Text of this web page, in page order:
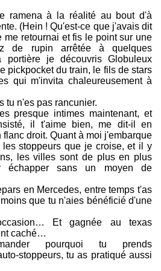
ramena à la réalité au bout d'à
(Hein ! Qu'est-ce que j'avais dit
me retournai et fis le point sur une
de rupin arrêtée à quelques
portière je découvris Globuleux
pickpocket du train, le fils de stars
qui m'invita chaleureusement à
tu n'es pas rancunier.
presque intimes maintenant, et
il t'aime bien, me dit-il en
flanc droit. Quant à moi j'embarque
les stoppeurs que je croise, et il y
les villes sont de plus en plus
échapper sans un moyen de
en Mercedes, entre temps t'as
que tu n'aies bénéficié d'une
Et gagnée au texas
caché…
pourquoi tu prends
stoppeurs, tu as pratiqué aussi